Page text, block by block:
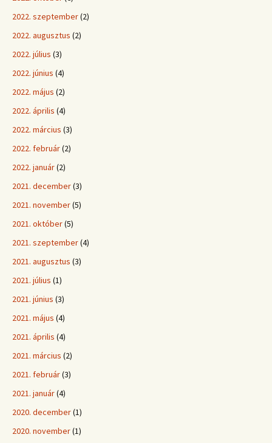
2022. szeptember(2)
2022. augusztus (2)
2022. július (3)
2022. június (4)
2022. május (2)
2022. április (4)
2022. március (3)
2022. február(2)
2022. január(2)
2021. december(3)
2021. november(5)
2021. október(5)
2021. szeptember(4)
2021. augusztus (3)
2021. július (1)
2021. június (3)
2021. május (4)
2021. április (4)
2021. március (2)
2021. február(3)
2021. január(4)
2020. december(1)
2020. november(1)